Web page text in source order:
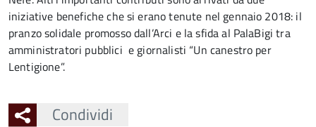
iniziative benefiche che si erano tenute nel gennaio 2018: il
pranzo solidale promosso dall’Arci e la sfida al PalaBigi tra
amministratori pubblici e giornalisti “Un canestro per
Lentigione”.
Condividi